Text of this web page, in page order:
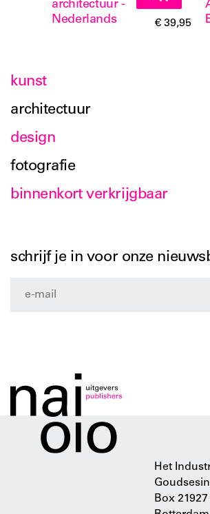
architectuur -
Nederlands
€ 39,95
kunst
architectuur
design
fotografie
binnenkort verkrijgbaar
schrijf je in voor onze
Het
Box